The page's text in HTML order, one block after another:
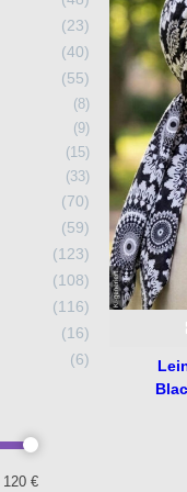
Produkte
2323
Produkte
4040
Produkte
5555
Produkte
88
Produkte
99
Produkte
1515
Produkte
3333
Produkte
7070
Produkte
5959
Produkte
123123
Produkte
108108
Produkte
116116
Produkte
1616
Produkte
66
Min.
Max.
120 €